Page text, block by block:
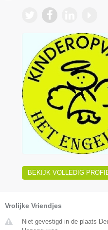
BEKIJK VOLLEDIG
Vrolijke Vriendjes
Niet gevestigd in de plaats